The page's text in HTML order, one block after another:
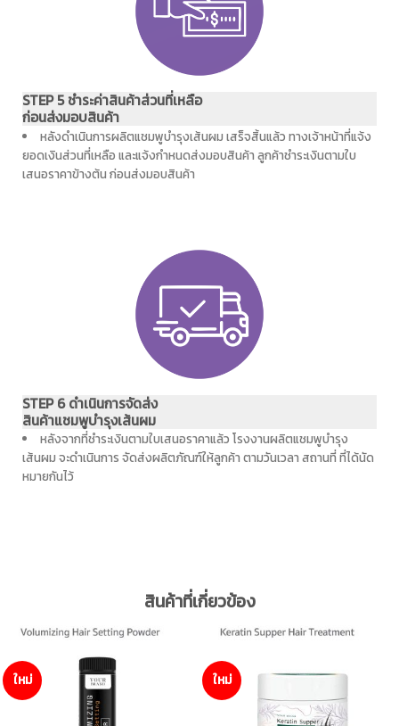
STEP 5 ชำระค่าสินค้าส่วนที่เหลือ
ก่อนส่งมอบสินค้า
หลังดำเนินการผลิตแชมพูบำรุงเส้นผม เสร็จสิ้นแล้ว ทางเจ้าหน้าที่แจ้ง
ยอดเงินส่วนที่เหลือ และแจ้งกำหนดส่งมอบสินค้า ลูกค้าชำระเงินตามใบ
เสนอราคาข้างต้น ก่อนส่งมอบสินค้า
STEP 6 ดำเนินการจัดส่ง
สินค้าแชมพูบำรุงเส้นผม
หลังจากที่ชำระเงินตามใบเสนอราคาแล้ว โรงงานผลิตแชมพูบำรุง
เส้นผม จะดำเนินการ จัดส่งผลิตภัณฑ์ให้ลูกค้า ตามวันเวลา สถานที่ ที่ได้นัด
หมายกันไว้
สินค้าที่เกี่ยวข้อง
ใหม่ ใหม่